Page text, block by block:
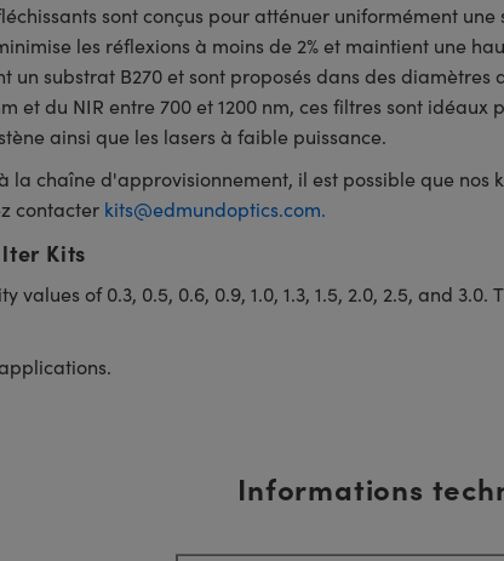
sont conçus pour atténuer uniformément
les réflexions à moins de 2% et maintient une
un substrat B270 et sont proposés dans des diamètres
et du NIR entre 700 et 1200 nm, ces filtres sont
ainsi que les lasers à faible puissance.
la chaîne d'approvisionnement, il est possible que
contacter kits@edmundoptics.com.
Kits
values of 0.3, 0.5, 0.6, 0.9, 1.0, 1.3, 1.5, 2.0, 2.5, and
Informations